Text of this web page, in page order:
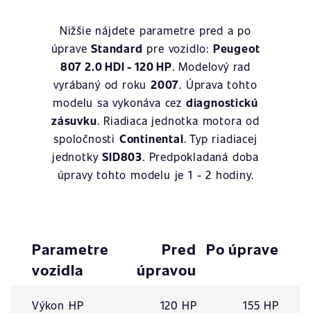
Nižšie nájdete parametre pred a po
úpraveStandard pre vozidlo: Peugeot
807 2.0 HDI - 120 HP. Modelový rad
vyrábaný od roku2007. Úprava tohto
modelu sa vykonáva cez diagnostickú
zásuvku. Riadiaca jednotka motora od
spoločnosti Continental. Typ riadiacej
jednotkySID803. Predpokladaná doba
úpravy tohto modelu je 1 - 2 hodiny.
Parametre
vozidla
Pred
úpravou
Po úprave
Výkon HP 120 HP 155 HP